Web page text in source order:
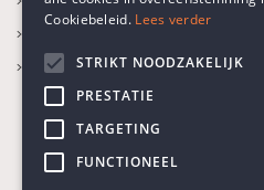
Gezondheidszorg
Cookiebeleid. Lees verder
STRIKT NOODZAKELIJK
PRESTATIE
TARGETING
FUNCTIONEEL